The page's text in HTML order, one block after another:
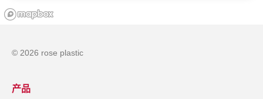
© 2026 rose plastic
产品